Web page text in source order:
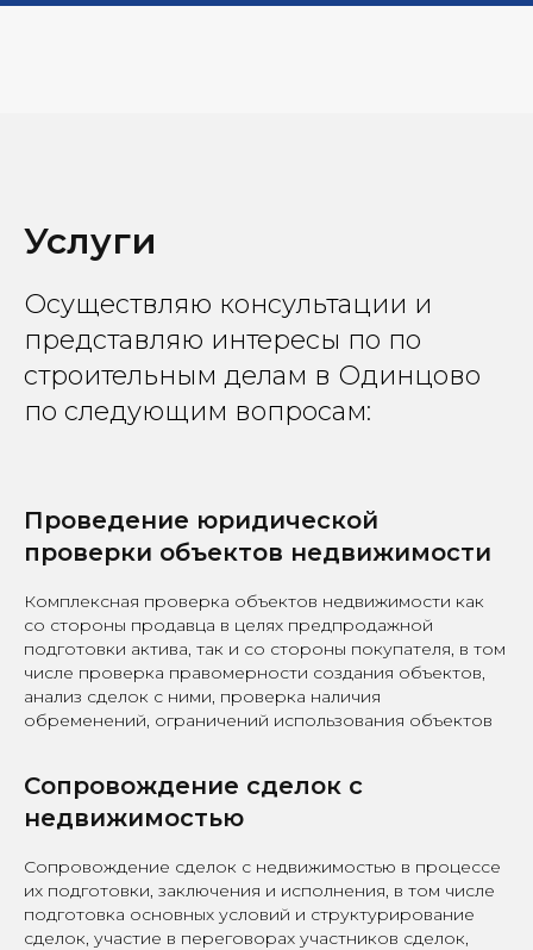
Услуги
Осуществляю консультации и
представляю интересы по по
строительным делам в Одинцово
по следующим вопросам:
Проведение юридической
проверки объектов недвижимости
Комплексная проверка объектов недвижимости как
со стороны продавца в целях предпродажной
подготовки актива, так и со стороны покупателя, в том
числе проверка правомерности создания объектов,
анализ сделок с ними, проверка наличия
обременений, ограничений использования объектов
Сопровождение сделок с
недвижимостью
Сопровождение сделок с недвижимостью в процессе
их подготовки, заключения и исполнения, в том числе
подготовка основных условий и структурирование
сделок, участие в переговорах участников сделок,